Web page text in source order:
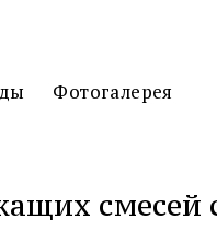
Фотогалерея
смесей